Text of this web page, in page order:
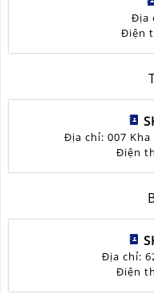
Địa
Điện
Địa chỉ: 007 Kha
Điện
Địa chỉ:
Điện